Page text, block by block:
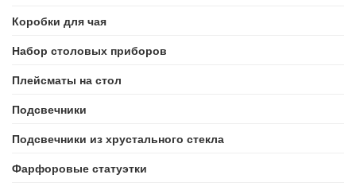
Коробки для чая
Набор столовых приборов
Плейсматы на стол
Подсвечники
Подсвечники из хрустального стекла
Фарфоровые статуэтки